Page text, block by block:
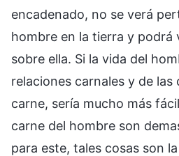
encadenado, no se verá
hombre en la tierra y podrá
sobre ella. Si la vida del
relaciones carnales y de las
carne, sería mucho más
carne del hombre son
para este, tales cosas son